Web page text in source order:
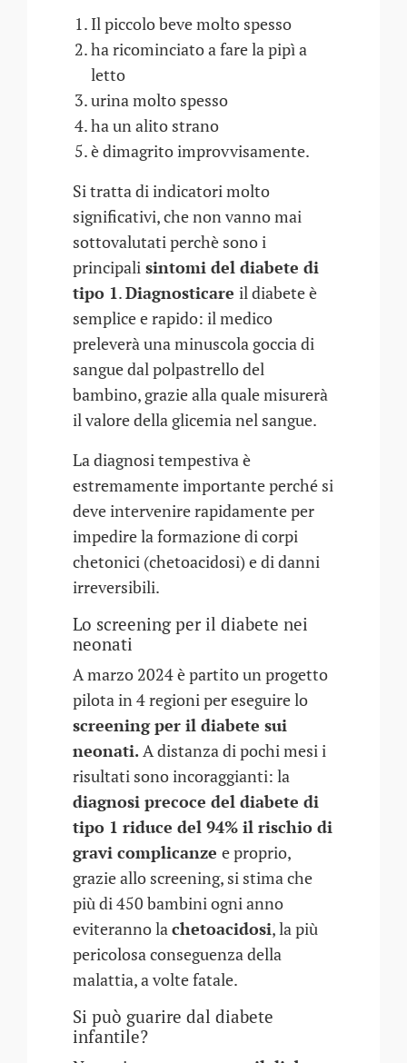
Il piccolo beve molto spesso
ha ricominciato a fare la pipì a
letto
urina molto spesso
ha un alito strano
è dimagrito improvvisamente.
Si tratta di indicatori molto
significativi, che non vanno mai
sottovalutati perchè sono i
principali sintomi del diabete di
tipo 1.Diagnosticare il diabete è
semplice e rapido: il medico
preleverà una minuscola goccia di
sangue dal polpastrello del
bambino, grazie alla quale misurerà
il valore della glicemia nel sangue.
La diagnosi tempestiva è
estremamente importante perché si
deve intervenire rapidamente per
impedire la formazione di corpi
chetonici (chetoacidosi) e di danni
irreversibili.
Lo screening per il diabete nei
neonati
A marzo 2024 è partito un progetto
pilota in 4 regioni per eseguire lo
screening per il diabete sui
neonati.A distanza di pochi mesi i
risultati sono incoraggianti: la
diagnosi precoce del diabete di
tipo 1 riduce del 94% il rischio di
gravi complicanze e proprio,
grazie allo screening, si stima che
più di 450 bambini ogni anno
eviteranno lachetoacidosi, la più
pericolosa conseguenza della
malattia, a volte fatale.
Si può guarire dal diabete
infantile?